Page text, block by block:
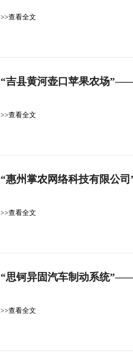
>>查看全文
“吉县黄河壶口苹果农场
>>查看全文
“惠州掌农网络科技有限公
>>查看全文
“思钶异固汽车制动系统
>>查看全文